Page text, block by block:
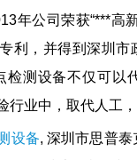
年公司荣获“***高
利，并得到深圳市
检测设备不仅可以
行业中，取代人工
设备, 深圳市思普